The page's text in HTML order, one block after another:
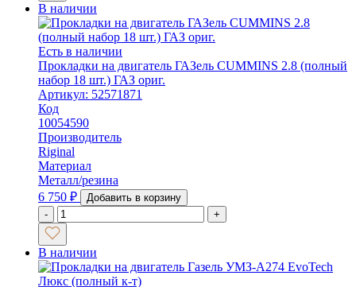
В наличии
Есть в наличии
Прокладки на двигатель ГАЗель CUMMINS 2.8 (полный
набор 18 шт.) ГАЗ ориг.
Артикул: 52571871
Код
10054590
Производитель
Riginal
Материал
Металл/резина
6 750 ₽
Добавить в корзину
-
+
В наличии